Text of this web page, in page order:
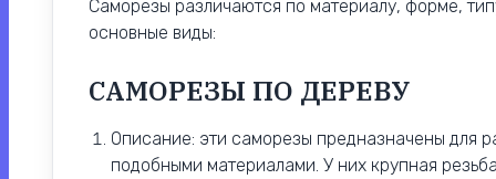
Саморезы различаются по материалу, форме,
основные виды:
САМОРЕЗЫ ПО ДЕРЕВУ
Описание: эти саморезы предназначены для
подобными материалами. У них крупная